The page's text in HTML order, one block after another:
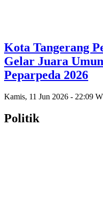
Kota Tangerang
Gelar Juara
Peparpeda 2026
Kamis, 11 Jun 2026 - 22:09
Politik